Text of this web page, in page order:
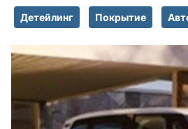
Детейлинг Покрытие